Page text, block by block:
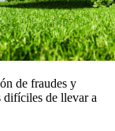
de fraudes y
difíciles de llevar a